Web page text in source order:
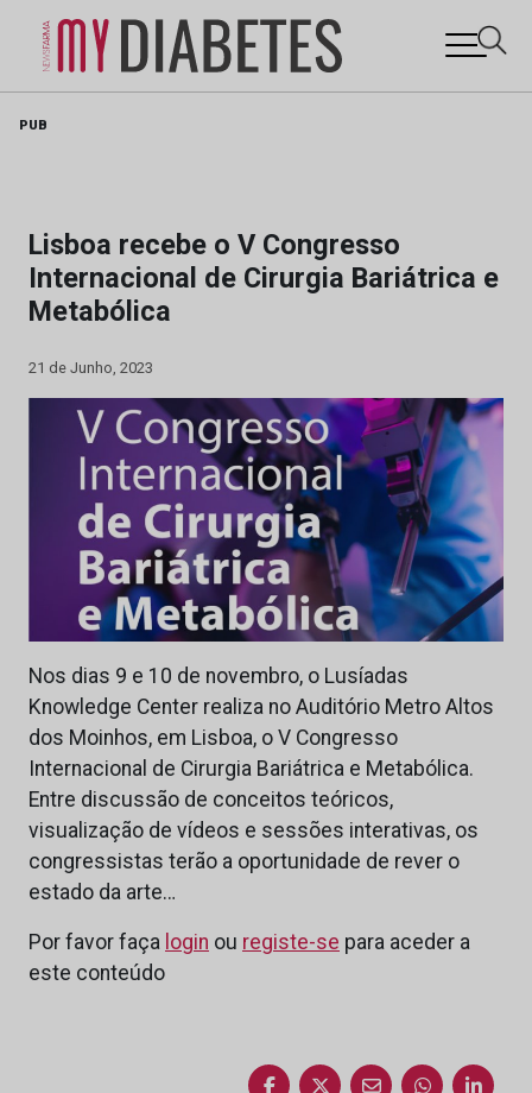
PUB
Lisboa recebe o V Congresso
Internacional de Cirurgia Bariátrica e
Metabólica
21 de Junho, 2023
Nos dias 9 e 10 de novembro, o Lusíadas
Knowledge Center realiza no Auditório Metro Altos
dos Moinhos, em Lisboa, o V Congresso
Internacional de Cirurgia Bariátrica e Metabólica.
Entre discussão de conceitos teóricos,
visualização de vídeos e sessões interativas, os
congressistas terão a oportunidade de rever o
estado da arte…
Por favor faça login ou registe-se para aceder a
este conteúdo